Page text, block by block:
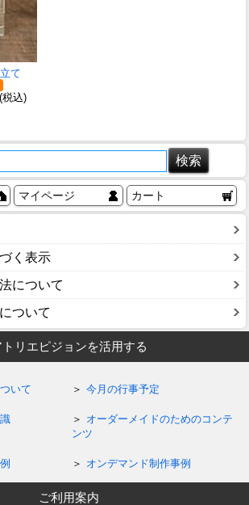
て
(税込)
マイページ カート
く表示
について
ついて
トリエピジョンを活用する
いて 今月の行事予定
オーダーメイドのためのコンテ
ンツ
オンデマンド制作事例
ご利用案内